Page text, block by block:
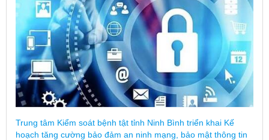
Trung tâm Kiểm soát bệnh tật tỉnh Ninh Bình triển khai Kế
hoạch tăng cường bảo đảm an ninh mạng, bảo mật thông tin